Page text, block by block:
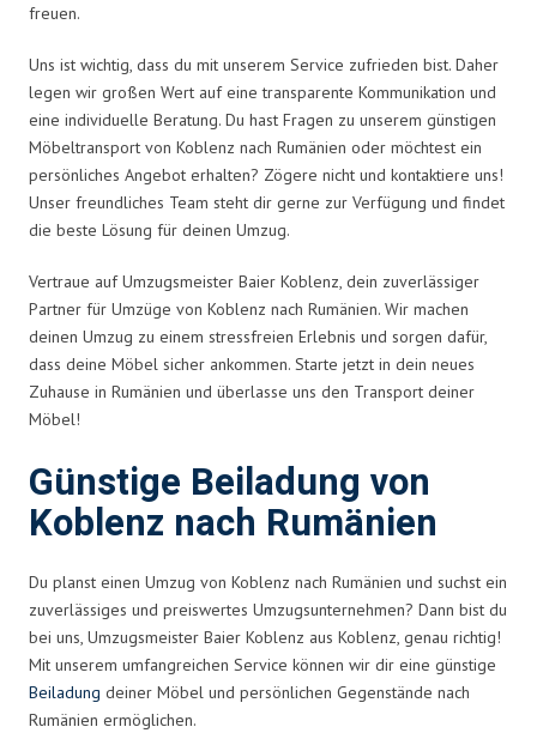
freuen.
Uns ist wichtig, dass du mit unserem Service zufrieden bist. Daher
legen wir großen Wert auf eine transparente Kommunikation und
eine individuelle Beratung. Du hast Fragen zu unserem günstigen
Möbeltransport von Koblenz nach Rumänien oder möchtest ein
persönliches Angebot erhalten? Zögere nicht und kontaktiere uns!
Unser freundliches Team steht dir gerne zur Verfügung und findet
die beste Lösung für deinen Umzug.
Vertraue auf Umzugsmeister Baier Koblenz, dein zuverlässiger
Partner für Umzüge von Koblenz nach Rumänien. Wir machen
deinen Umzug zu einem stressfreien Erlebnis und sorgen dafür,
dass deine Möbel sicher ankommen. Starte jetzt in dein neues
Zuhause in Rumänien und überlasse uns den Transport deiner
Möbel!
Günstige Beiladung von
Koblenz nach Rumänien
Du planst einen Umzug von Koblenz nach Rumänien und suchst ein
zuverlässiges und preiswertes Umzugsunternehmen? Dann bist du
bei uns, Umzugsmeister Baier Koblenz aus Koblenz, genau richtig!
Mit unserem umfangreichen Service können wir dir eine günstige
Beiladung deiner Möbel und persönlichen Gegenstände nach
Rumänien ermöglichen.